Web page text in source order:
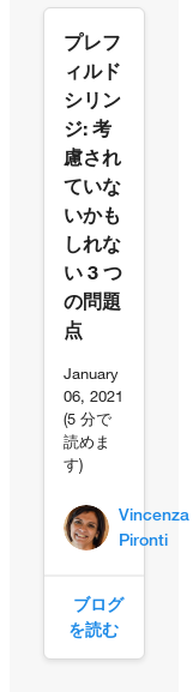
プレフ
ィルド
シリン
ジ: 考
慮され
ていな
いかも
しれな
い 3 つ
の問題
点
January
06, 2021
(5 分で
読めま
す)
Vincenza
Pironti
ブログ
を読む